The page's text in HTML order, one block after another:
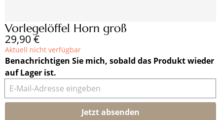
Vorlegelöffel Horn groß
Regulärer Preis:
29,90 €
Aktuell nicht verfügbar
Benachrichtigen Sie mich, sobald das Produkt wieder
auf Lager ist.
E-Mail-Adresse eingeben
Jetzt absenden